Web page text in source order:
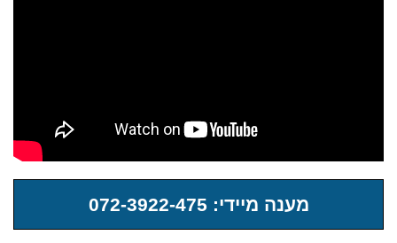
מענה מיידי: 072-3922-475